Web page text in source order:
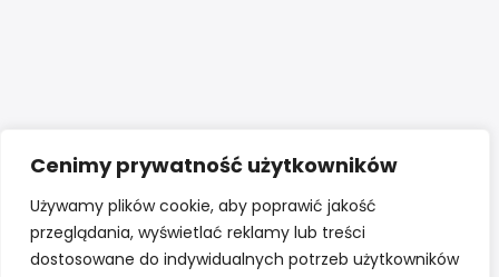
Cenimy prywatność użytkowników
Używamy plików cookie, aby poprawić jakość
przeglądania, wyświetlać reklamy lub treści
dostosowane do indywidualnych potrzeb użytkowników